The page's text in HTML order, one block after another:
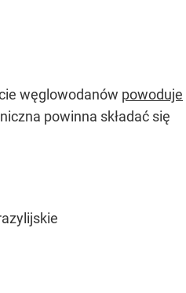
węglowodanów powoduje
powinna składać się